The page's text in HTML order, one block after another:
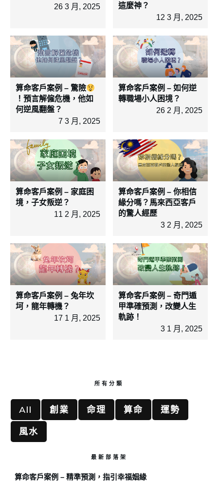
26 3 月, 2025
這麼神？
12 3 月, 2025
算命客戶案例 – 驚險
！預言解僱危機，他如
何逆風翻盤？
7 3 月, 2025
算命客戶案例 – 如何逆
轉職場小人困境？
26 2 月, 2025
算命客戶案例 – 家庭困
境，子女叛逆？
11 2 月, 2025
算命客戶案例 – 你相信
緣分嗎？馬來西亞客戶
的驚人經歷
3 2 月, 2025
算命客戶案例 – 兔年坎
坷，龍年轉機？
17 1 月, 2025
算命客戶案例 – 奇門遁
甲準確預測，改變人生
軌跡！
3 1 月, 2025
所有分類
All 創業 命理 算命
運勢
風水
最新部落架
算命客戶案例 – 精準預測，指引幸福姻緣